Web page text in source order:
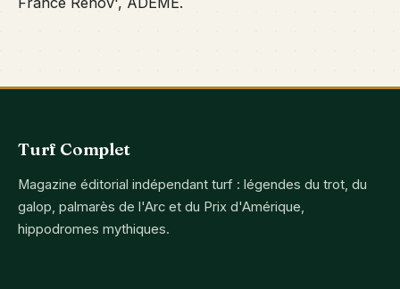
Turf Complet
Magazine éditorial indépendant turf : légendes du trot, du
galop, palmarès de l'Arc et du Prix d'Amérique,
hippodromes mythiques.